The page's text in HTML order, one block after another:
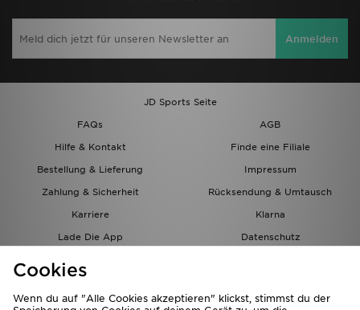
Anmelden
JD Sports Seite
FAQs
AGB
Hilfe & Kontakt
Finde eine Filiale
Bestellung & Lieferung
Impressum
Zahlung & Sicherheit
Rücksendung & Umtausch
Karriere
Klarna
Lade Die App
Datenschutz
Cookies
Wenn du auf "Alle Cookies akzeptieren" klickst, stimmst du der